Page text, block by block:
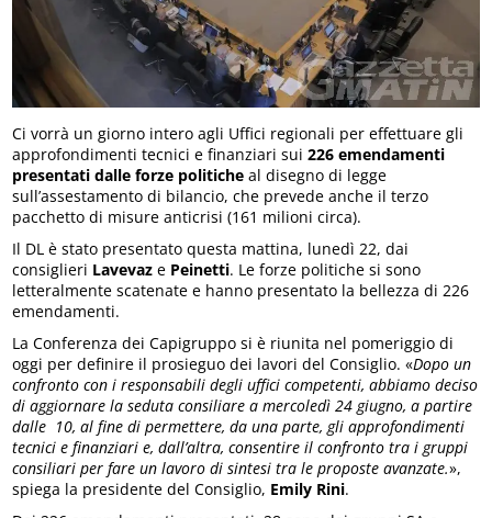
Ci vorrà un giorno intero agli Uffici regionali per effettuare gli
approfondimenti tecnici e finanziari sui226 emendamenti
presentati dalle forze politiche al disegno di legge
sull’assestamento di bilancio, che prevede anche il terzo
pacchetto di misure anticrisi (161 milioni circa).
Il DL è stato presentato questa mattina, lunedì 22, dai
consiglieri Lavevaz e Peinetti. Le forze politiche si sono
letteralmente scatenate e hanno presentato la bellezza di 226
emendamenti.
La Conferenza dei Capigruppo si è riunita nel pomeriggio di
oggi per definire il prosieguo dei lavori del Consiglio. «Dopoun
confronto con i responsabili degli uffici competenti, abbiamo deciso
di aggiornare la seduta consiliare a mercoledì 24 giugno, a partire
dalle 10, al fine di permettere, da una parte, gli approfondimenti
tecnici e finanziari e, dall’altra, consentire il confronto tra i gruppi
consiliari per fare un lavoro di sintesi tra le proposte avanzate.»,
spiega la presidente del Consiglio, Emily Rini.